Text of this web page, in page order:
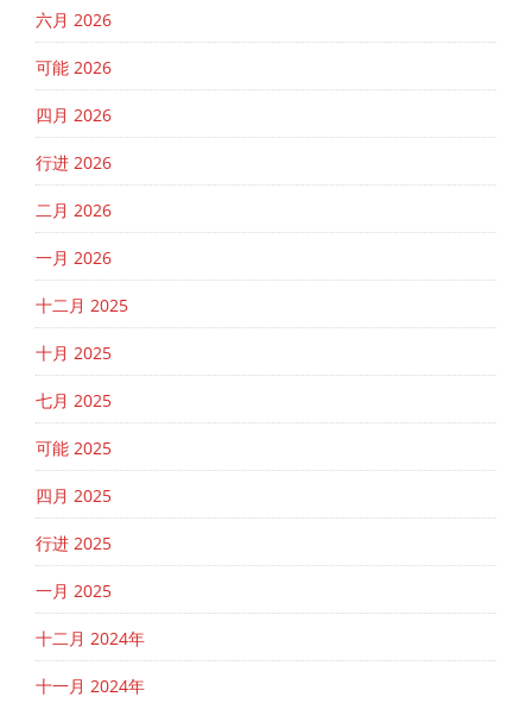
六月 2026
可能 2026
四月 2026
行进 2026
二月 2026
一月 2026
十二月 2025
十月 2025
七月 2025
可能 2025
四月 2025
行进 2025
一月 2025
十二月 2024年
十一月 2024年